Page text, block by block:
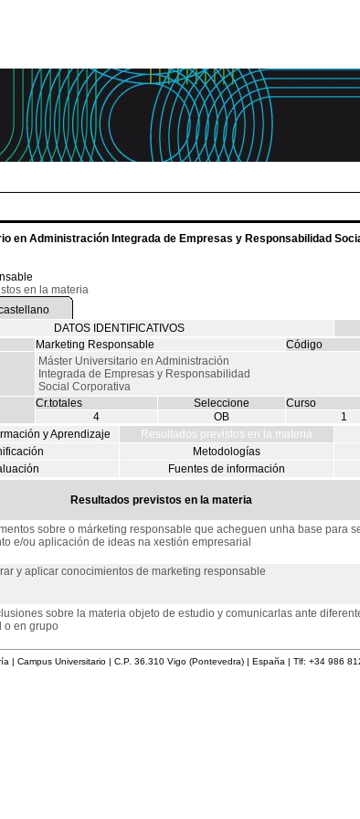
en Administración Integrada de Empresas y Responsabilidad
en la materia
DATOS IDENTIFICATIVOS
Marketing Responsable Código
Máster Universitario en Administración
Integrada de Empresas y Responsabilidad
Social Corporativa
Cr.totales Seleccione Curso
4
OB 1
y Aprendizaje
Resultados previstos en la materia
Metodologías
Fuentes de información
Resultados previstos en la materia
sobre o márketing responsable que acheguen unha base para
e/ou aplicación de ideas na xestión empresarial
y aplicar conocimientos de marketing responsable
sobre la materia objeto de estudio y comunicarlas ante
o en grupo
Universitario | C.P. 36.310 Vigo (Pontevedra) | España | Tlf: +34 986